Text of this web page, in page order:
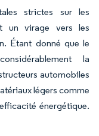
strictes sur les
un virage vers les
Étant donné que le
la
automobiles
légers comme
énergétique.